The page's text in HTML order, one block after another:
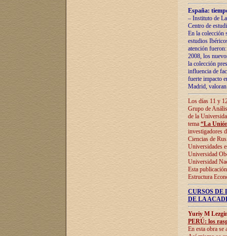
España:
– Instituto de
Centro de
En la colección
estudios
atención
2008, los
la colección
influencia de
fuerte impacto
Madrid,
Los días 11 y
Grupo de
de la
tema “La
investigadores
Ciencias de
Universidades
Universidad
Universidad
Esta
Estructura
CURSOS
DE LA
Yuriy M
PERÚ: los
En esta obra se